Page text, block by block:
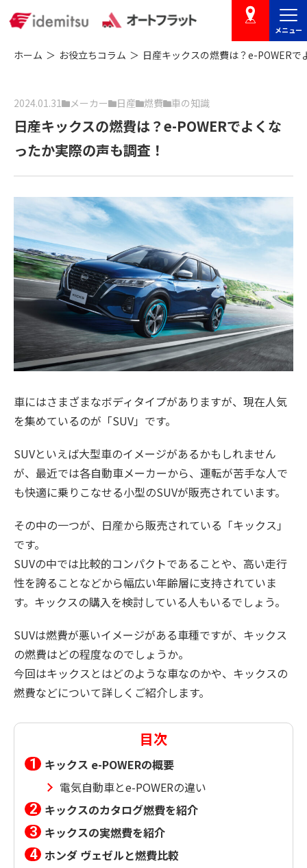
店舗を探す
メニュー
ホーム お役立ちコラム 日産キックスの燃費は？e-POWER
2024.01.31 メーカー 日産 燃費 車の知識
日産キックスの燃費は？e-POWERでよくな
ったか実際の声も調査！
車にはさまざまなボディタイプがありますが、現在人気
を集めているのが「SUV」です。
SUVといえば大型車のイメージがあるかもしれません
が、最近では各自動車メーカーから、運転が苦手な人で
も快適に乗りこなせる小型のSUVが販売されています。
その中の一つが、日産から販売されている「キックス」
です。
SUVの中では比較的コンパクトであることや、高い走行
性を誇ることなどから幅広い年齢層に支持されていま
す。キックスの購入を検討している人もいるでしょう。
SUVは燃費が悪いイメージがある車種ですが、キックス
の燃費はどの程度なのでしょうか。
今回はキックスとはどのような車なのかや、キックスの
燃費などについて詳しくご紹介します。
目次
キックス e-POWERの概要
電気自動車とe-POWERの違い
キックスのカタログ燃費を紹介
キックスの実燃費を紹介
ホンダ ヴェゼルと燃費比較